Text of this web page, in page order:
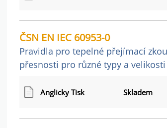
ČSN EN IEC 60953-0
Pravidla pro tepelné přejímací
přesnosti pro různé typy a
Anglicky Tisk Skladem